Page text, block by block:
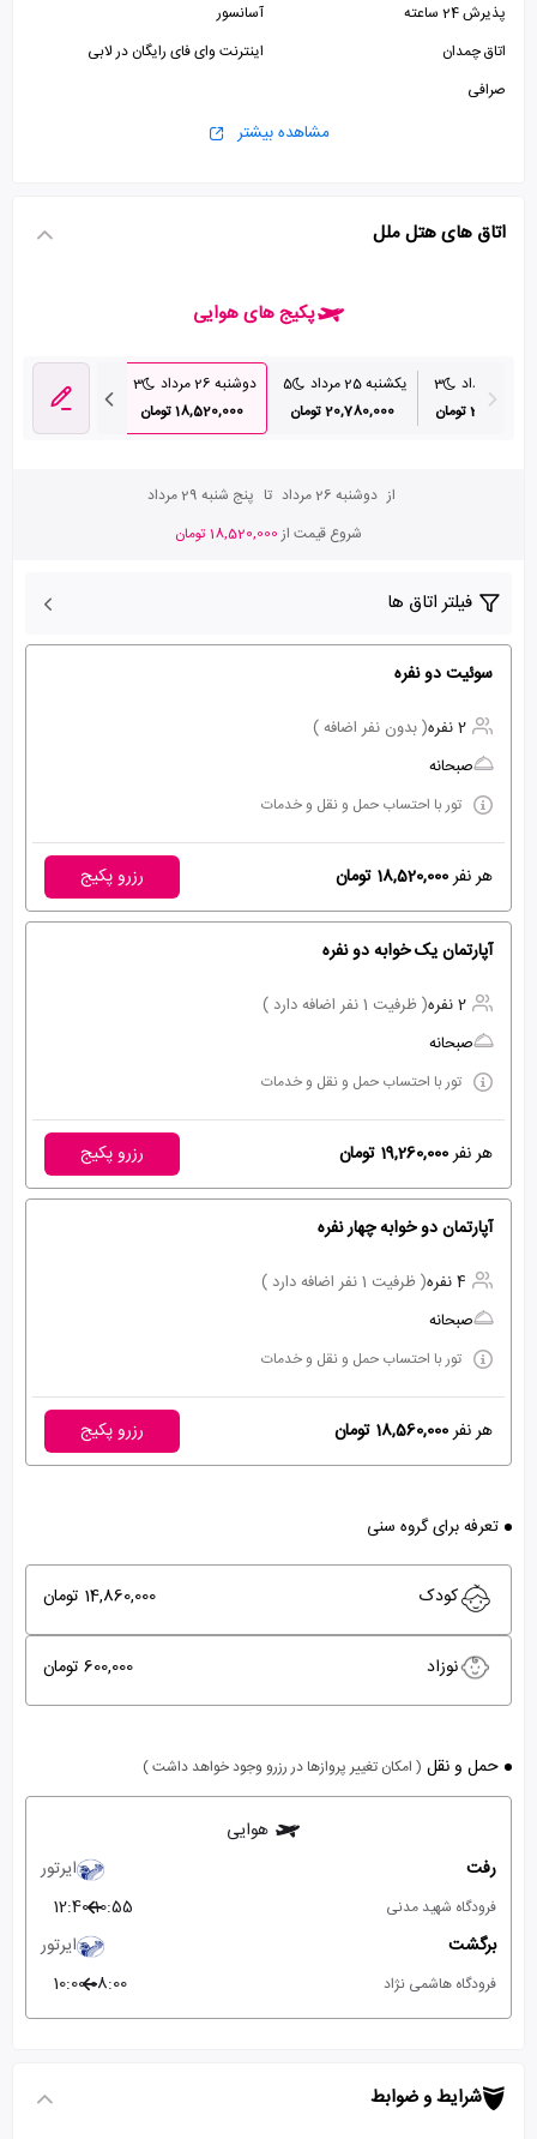
پذیرش 24 ساعته
آسانسور
اتاق چمدان
اینترنت وای فای رایگان در لابی
صرافی
مشاهده بیشتر
اتاق های هتل ملل
پکیج های هوایی
3
20,190,000 تومان
یکشنبه 25 مرداد
5
20,780,000 تومان
دوشنبه 26 مرداد
3
18,520,000 تومان
چهارشنبه 28 مرداد
19,600,000 تومان
از دوشنبه 26 مرداد تا پنج شنبه 29 مرداد
شروع قیمت از18,520,000 تومان
فیلتر اتاق ها
سوئیت دو نفره
2 نفره
( بدون نفر اضافه )
صبحانه
تور با احتساب حمل و نقل و خدمات
هر نفر18,520,000 تومان رزرو پکیج
آپارتمان یک خوابه دو نفره
2 نفره
( ظرفیت 1 نفر اضافه دارد )
صبحانه
تور با احتساب حمل و نقل و خدمات
هر نفر19,260,000 تومان رزرو پکیج
آپارتمان دو خوابه چهار نفره
4 نفره
( ظرفیت 1 نفر اضافه دارد )
صبحانه
تور با احتساب حمل و نقل و خدمات
هر نفر18,560,000 تومان رزرو پکیج
تعرفه برای گروه سنی
کودک 14,860,000 تومان
نوزاد 600,000 تومان
حمل و نقل ( امکان تغییر پروازها در رزرو وجود خواهد داشت )
هوایی
رفت
ایرتور
فرودگاه شهید مدنی 10:55
12:40
برگشت
ایرتور
فرودگاه هاشمی نژاد 08:00
10:00
شرایط و ضوابط